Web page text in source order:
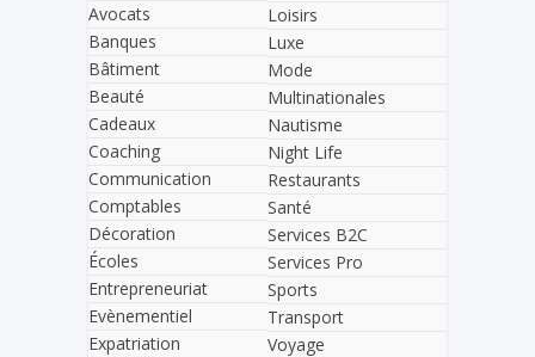
Avocats
Banques
Bâtiment
Beauté
Cadeaux
Coaching
Communication
Comptables
Décoration
Écoles
Entrepreneuriat
Evènementiel
Expatriation
Loisirs
Luxe
Mode
Multinationales
Nautisme
Night Life
Restaurants
Santé
Services B2C
Services Pro
Sports
Transport
Voyage